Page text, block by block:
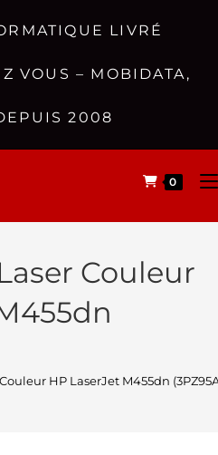
LIVRÉ
VOUS – MOBIDATA,
2008
0
Couleur
HP LaserJet M455dn